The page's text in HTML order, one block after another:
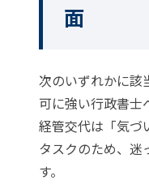
面
次のいずれかに該
可に強い行政書士
経管交代は「気づ
タスクのため、迷
す。